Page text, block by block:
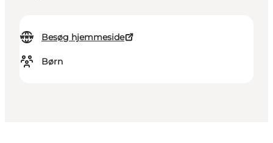
Besøg hjemmeside
Børn